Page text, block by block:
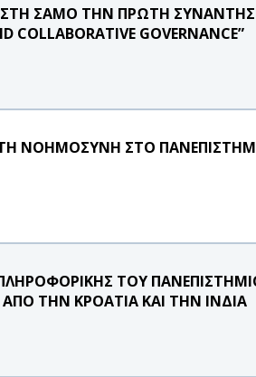
ΣΑΜΟ ΤΗΝ ΠΡΩΤΗ
GOVERNANCE”
ΝΟΗΜΟΣΥΝΗ ΣΤΟ
ΤΟΥ
ΤΗΝ ΚΡΟΑΤΙΑ ΚΑΙ ΤΗΝ ΙΝΔΙΑ